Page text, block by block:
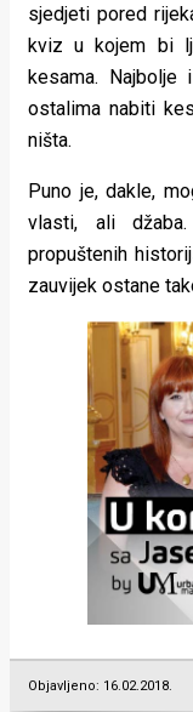
sjedjeti pored
kviz u kojem bi
kesama. Najbolje
ostalima nabiti
ništa.
Puno je, dakle,
vlasti, ali
propuštenih
zauvijek ostane
Objavljeno: 16.02.2018.